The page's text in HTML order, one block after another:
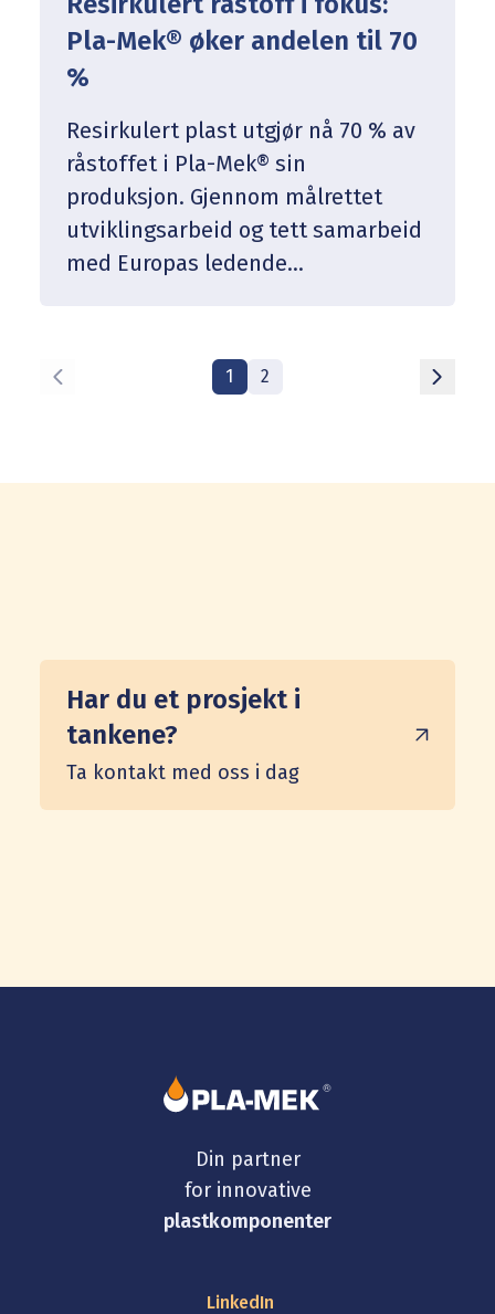
Pla-Mek® øker andelen til 70
%
Resirkulert plast utgjør nå 70 % av
råstoffet i Pla-Mek® sin
produksjon. Gjennom målrettet
utviklingsarbeid og tett samarbeid
med Europas ledende
plast med resirkulert råstoff – uten
å gå på akkord med kvalitet,
1 2
Har du et prosjekt i
tankene?
Ta kontakt med oss i dag
Din partner
for innovative
plastkomponenter
LinkedIn